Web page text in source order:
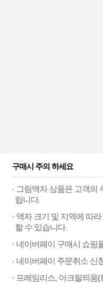
구매시 주의 하세요
· 그림액자 상품은 고객의
립니다.
· 액자 크기 및 지역에 따
할 수 있습니다.
· 네이버페이 구매시 쇼핑
· 네이버페이 주문취소 신
· 프레임리스, 아크릴띄